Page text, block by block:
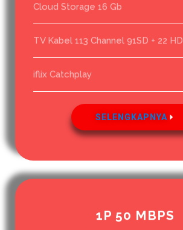
Cloud Storage 16 Gb
TV Kabel 113 Channel 91SD + 22 HD
iflix Catchplay
SELENGKAPNYA
1P 50 MBPS